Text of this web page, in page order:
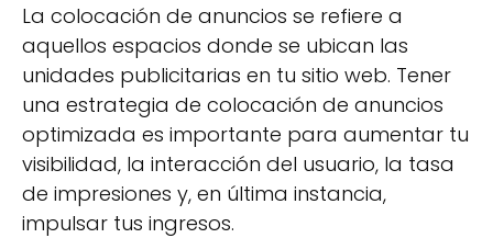
La colocación de anuncios se refiere a
aquellos espacios donde se ubican las
unidades publicitarias en tu sitio web. Tener
una estrategia de colocación de anuncios
optimizada es importante para aumentar tu
visibilidad, la interacción del usuario, la tasa
de impresiones y, en última instancia,
impulsar tus ingresos.